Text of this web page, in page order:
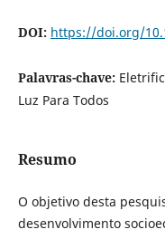
DOI: https://doi.org/
Palavras-chave:
Luz Para Todos
Resumo
O objetivo desta
desenvolvimento